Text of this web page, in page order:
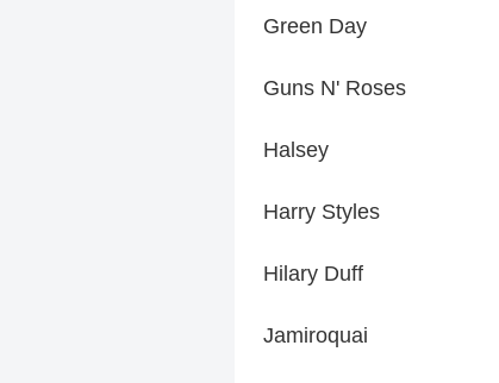
Green Day
Guns N' Roses
Halsey
Harry Styles
Hilary Duff
Jamiroquai